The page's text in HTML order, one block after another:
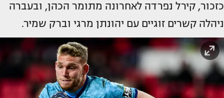
כזכור, קירל נפרדה לאחרונה מתומר הכהן, ובעברה
ניהלה קשרים זוגיים עם יהונתן מרגי וברק שמיר.